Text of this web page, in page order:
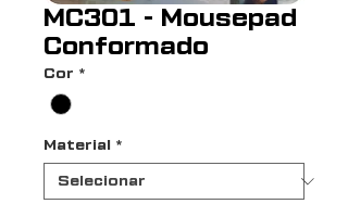
MC301 - Mousepad
Conformado
Cor *
Material *